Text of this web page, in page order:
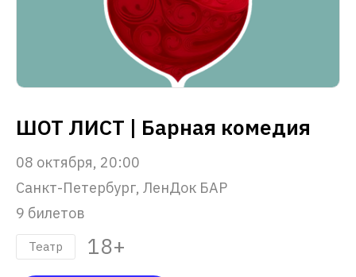
ШОТ ЛИСТ | Барная комедия
08 октября, 20:00
Санкт-Петербург, ЛенДок БАР
9 билетов
Театр 18+